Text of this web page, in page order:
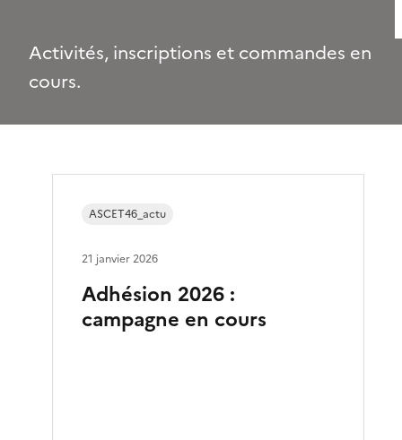
Activités, inscriptions et commandes en
cours.
Adhésion 2026 :
campagne en cours
ASCET46_actu
21 janvier 2026